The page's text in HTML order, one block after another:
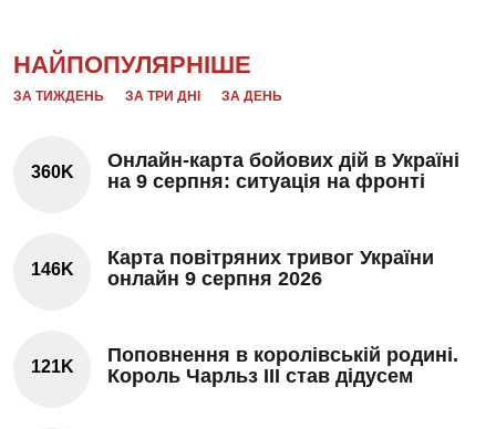
НАЙПОПУЛЯРНІШЕ
ЗА ТИЖДЕНЬ ЗА ТРИ ДНІ ЗА ДЕНЬ
360K
Онлайн-карта бойових дій в Україні
на 9 серпня: ситуація на фронті
146K
Карта повітряних тривог України
онлайн 9 серпня 2026
121K
Поповнення в королівській родині.
Король Чарльз III став дідусем